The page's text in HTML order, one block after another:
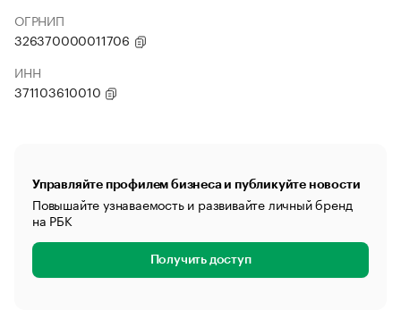
ОГРНИП
326370000011706
ИНН
371103610010
Управляйте профилем бизнеса и публикуйте новости
Повышайте узнаваемость и развивайте личный бренд
на РБК
Получить доступ